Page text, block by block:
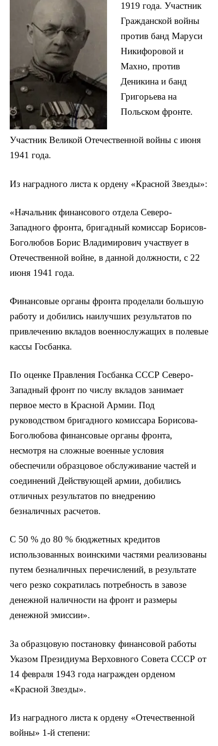
1919 года. Участник
Гражданской войны
против банд Маруси
Никифоровой и
Махно, против
Деникина и банд
Григорьева на
Польском фронте.
Участник Великой Отечественной войны с июня
1941 года.
Из наградного листа к ордену «Красной Звезды»:
«Начальник финансового отдела Северо-
Западного фронта, бригадный комиссар Борисов-
Боголюбов Борис Владимирович участвует в
Отечественной войне, в данной должности, с 22
июня 1941 года.
Финансовые органы фронта проделали большую
работу и добились наилучших результатов по
привлечению вкладов военнослужащих в полевые
кассы Госбанка.
По оценке Правления Госбанка СССР Северо-
Западный фронт по числу вкладов занимает
первое место в Красной Армии. Под
руководством бригадного комиссара Борисова-
Боголюбова финансовые органы фронта,
несмотря на сложные военные условия
обеспечили образцовое обслуживание частей и
соединений Действующей армии, добились
отличных результатов по внедрению
безналичных расчетов.
С 50 % до 80 % бюджетных кредитов
использованных воинскими частями реализованы
путем безналичных перечислений, в результате
чего резко сократилась потребность в завозе
денежной наличности на фронт и размеры
денежной эмиссии».
За образцовую постановку финансовой работы
Указом Президиума Верховного Совета СССР от
14 февраля 1943 года награжден орденом
«Красной Звезды».
Из наградного листа к ордену «Отечественной
войны» 1-й степени: